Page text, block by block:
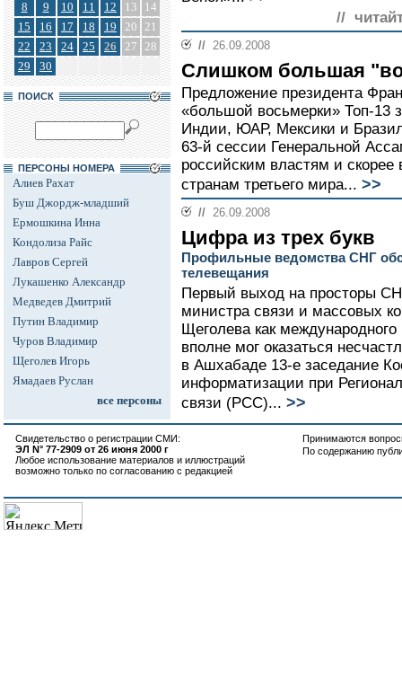
8
9 10 11 12 13
14
15
16 17 18 19 20 21
22
23 24 25 26 27 28
29
30
ПОИСК
ПЕРСОНЫ НОМЕРА
Алиев Рахат
Буш Джордж-младший
Ермошкина Инна
Кондолиза Райс
Лавров Сергей
Лукашенко Александр
Медведев Дмитрий
Путин Владимир
Чуров Владимир
Щеголев Игорь
Ямадаев Руслан
все персоны
//
// 26.09.2008
Слишком большая
Предложение президента
«большой восьмерки» Топ-13
Индии, ЮАР, Мексики и
63-й сессии Генеральной
российским властям и скорее
странам третьего мира... >>
// 26.09.2008
Цифра из трех букв
Профильные ведомства СНГ
телевещания
Первый выход на просторы
министра связи и массовых
Щеголева как
вполне мог оказаться
в Ашхабаде 13-е заседание
информатизации при
связи (РСС)... >>
Свидетельство о регистрации СМИ:
ЭЛ N° 77-2909 от 26 июня 2000 г
Любое использование материалов и иллюстраций
возможно только по согласованию с редакцией
Принимаются
По содержанию